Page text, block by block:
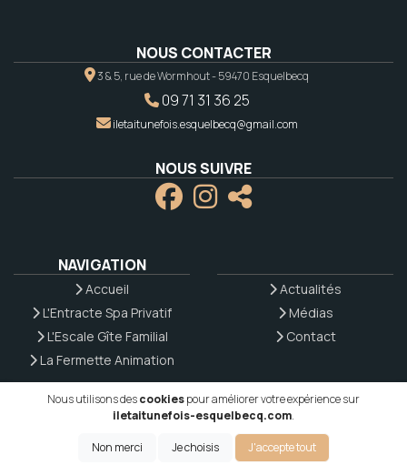
NOUS CONTACTER
3 & 5, rue de Wormhout - 59470 Esquelbecq
09 71 31 36 25
iletaitunefois.esquelbecq@gmail.com
NOUS SUIVRE
NAVIGATION
Accueil
L'Entracte Spa Privatif
L'Escale Gîte Familial
La Fermette Animation
Actualités
Médias
Contact
Mentions légales|Politique de confidentialité|Cookies
- Réalisé parEMIPROD|S'identifier
Nous utilisons descookiespour améliorer votre expérience sur
iletaitunefois-esquelbecq.com.
Non merci Je choisis J'accepte tout